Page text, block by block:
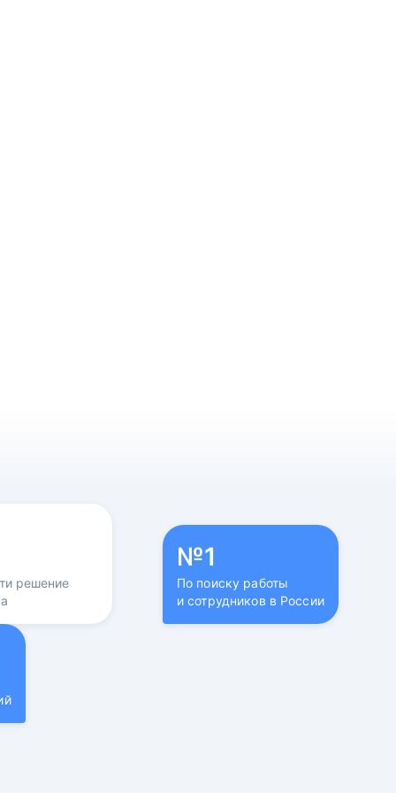
решение
№1
По поиску работы
и сотрудников в России